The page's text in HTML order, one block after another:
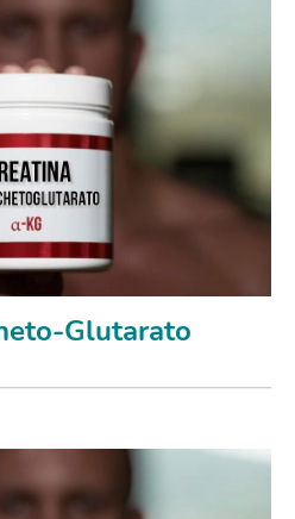
Glutarato